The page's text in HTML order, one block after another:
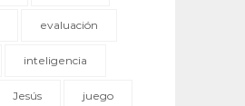
evaluación
inteligencia
Jesús juego